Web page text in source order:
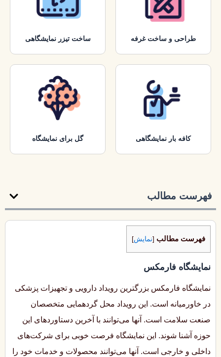
طراحی و ساخت غرفه ساخت تیزر نمایشگاهی
کافه بار نمایشگاهی گل برای نمایشگاه
فهرست مطالب
فهرست مطالب [نمایش]
نمایشگاه فارمکس
نمایشگاه فارمکس بزرگترین رویداد دارویی و تجهیزات پزشکی
در خاورمیانه است. این رویداد محل گردهمایی متخصصان
صنعت سلامت است. آنها می‌توانند با آخرین دستاوردهای این
حوزه آشنا شوند. این نمایشگاه فرصت خوبی برای شرکت‌های
داخلی و خارجی است. آنها می‌توانند محصولات و خدمات خود را